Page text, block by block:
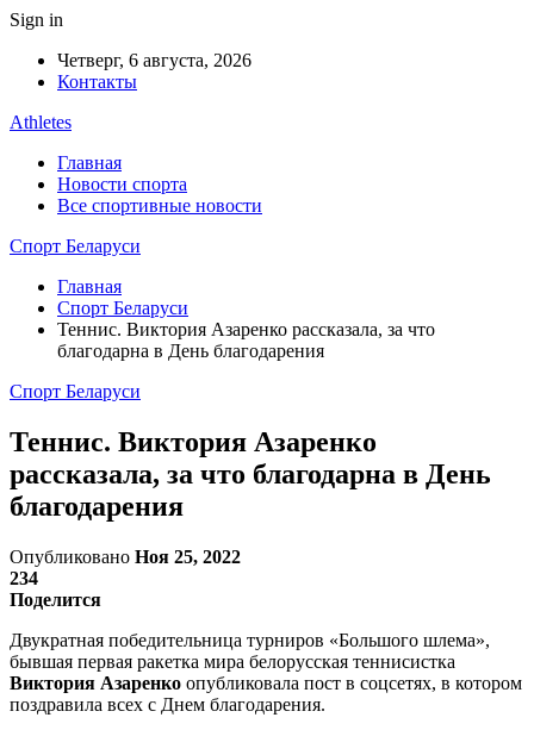
Sign in
Четверг, 6 августа, 2026
Контакты
Athletes
Главная
Новости спорта
Все спортивные новости
Спорт Беларуси
Главная
Спорт Беларуси
Теннис. Виктория Азаренко рассказала, за что
благодарна в День благодарения
Спорт Беларуси
Теннис. Виктория Азаренко
рассказала, за что благодарна в День
благодарения
Опубликовано Ноя 25, 2022
234
Поделится
Двукратная победительница турниров «Большого шлема»,
бывшая первая ракетка мира белорусская теннисистка
Виктория Азаренко опубликовала пост в соцсетях, в котором
поздравила всех с Днем благодарения.